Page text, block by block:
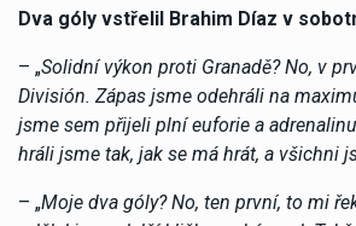
Dva góly vstřelil Brahim Díaz v
– „Solidní výkon proti Granadě? No, v
División. Zápas jsme odehráli na
jsme sem přijeli plní euforie a
hráli jsme tak, jak se má hrát, a všichni
– „Moje dva góly? No, ten první, to mi